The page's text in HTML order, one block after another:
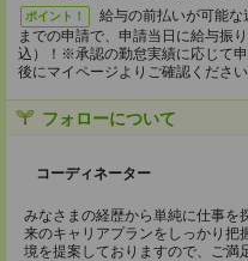
ポイント！
給与の前払いが可能
までの申請で、申請当日に給与振
込）！※承認の勤怠実績に応じて
後にマイページよりご確認くださ
フォローについて
コーディネーター
みなさまの経歴から単純に仕事を
来のキャリアプランをしっかり把
境を提案しておりますので、ご満